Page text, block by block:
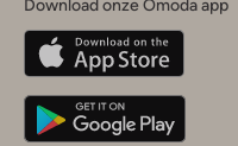
Belgique(Français)
Deutschland
Download onze Omoda app